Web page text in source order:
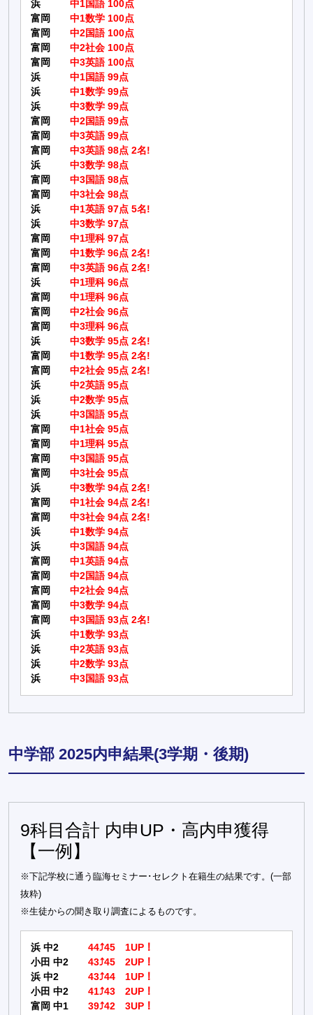
浜
中1国語 100点
富岡
中1数学 100点
富岡
中2国語 100点
富岡
中2社会 100点
富岡
中3英語 100点
浜
中1国語 99点
浜
中1数学 99点
浜
中3数学 99点
富岡
中2国語 99点
富岡
中3英語 99点
富岡
中3英語 98点 2名!
浜
中3数学 98点
富岡
中3国語 98点
富岡
中3社会 98点
浜
中1英語 97点 5名!
浜
中3数学 97点
富岡
中1理科 97点
富岡
中1数学 96点 2名!
富岡
中3英語 96点 2名!
浜
中1理科 96点
富岡
中1理科 96点
富岡
中2社会 96点
富岡
中3理科 96点
浜
中3数学 95点 2名!
富岡
中1数学 95点 2名!
富岡
中2社会 95点 2名!
浜
中2英語 95点
浜
中2数学 95点
浜
中3国語 95点
富岡
中1社会 95点
富岡
中1理科 95点
富岡
中3国語 95点
富岡
中3社会 95点
浜
中3数学 94点 2名!
富岡
中1社会 94点 2名!
富岡
中3社会 94点 2名!
浜
中1数学 94点
浜
中3国語 94点
富岡
中1英語 94点
富岡
中2国語 94点
富岡
中2社会 94点
富岡
中3数学 94点
富岡
中3国語 93点 2名!
浜
中1数学 93点
浜
中2英語 93点
浜
中2数学 93点
浜
中3国語 93点
中学部 2025内申結果(3学期・後期)
9科目合計 内申UP・高内申獲得
【一例】
※下記学校に通う臨海セミナー･セレクト在籍生の結果です。(一部
抜粋)
※生徒からの聞き取り調査によるものです。
浜 中2
44⤴45 1UP！
小田 中2
43⤴45 2UP！
浜 中2
43⤴44 1UP！
小田 中2
41⤴43 2UP！
富岡 中1
39⤴42 3UP！